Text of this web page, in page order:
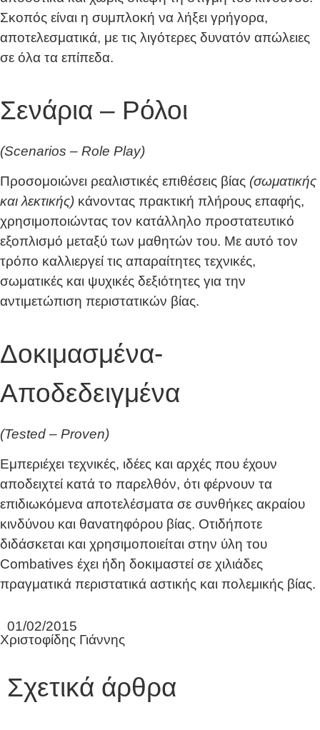
Σκοπός είναι η συμπλοκή να λήξει γρήγορα,
αποτελεσματικά, με τις λιγότερες δυνατόν απώλειες
σε όλα τα επίπεδα.
Σενάρια – Ρόλοι
(Scenarios – Role Play)
Προσομοιώνει ρεαλιστικές επιθέσεις βίας (σωματικής
και λεκτικής) κάνοντας πρακτική πλήρους επαφής,
χρησιμοποιώντας τον κατάλληλο προστατευτικό
εξοπλισμό μεταξύ των μαθητών του. Με αυτό τον
τρόπο καλλιεργεί τις απαραίτητες τεχνικές,
σωματικές και ψυχικές δεξιότητες για την
αντιμετώπιση περιστατικών βίας.
Δοκιμασμένα-
Αποδεδειγμένα
(Tested – Proven)
Εμπεριέχει τεχνικές, ιδέες και αρχές που έχουν
αποδειχτεί κατά το παρελθόν, ότι φέρνουν τα
επιδιωκόμενα αποτελέσματα σε συνθήκες ακραίου
κινδύνου και θανατηφόρου βίας. Οτιδήποτε
διδάσκεται και χρησιμοποιείται στην ύλη του
Combatives έχει ήδη δοκιμαστεί σε χιλιάδες
πραγματικά περιστατικά αστικής και πολεμικής βίας.
01/02/2015
Χριστοφίδης Γιάννης
Σχετικά άρθρα